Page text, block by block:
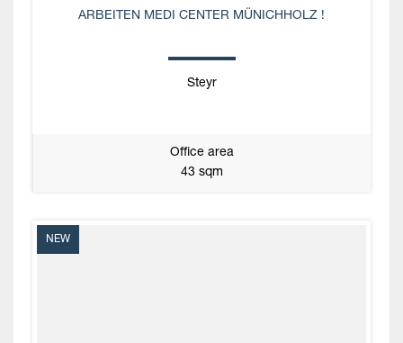
ARBEITEN MEDI CENTER MÜNICHHOLZ !
Steyr
Office area
43 sqm
NEW